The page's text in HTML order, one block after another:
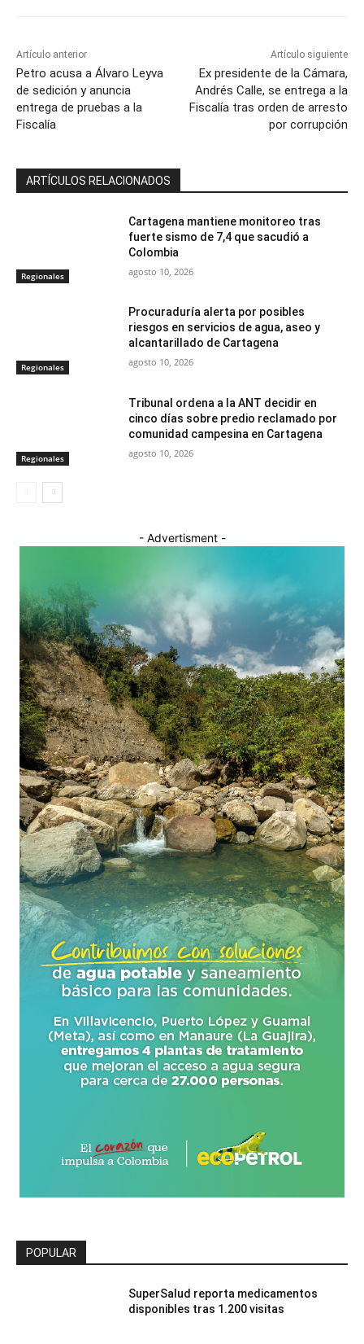
Artículo anterior
Petro acusa a Álvaro Leyva
de sedición y anuncia
entrega de pruebas a la
Fiscalía
Artículo siguiente
Ex presidente de la Cámara,
Andrés Calle, se entrega a la
Fiscalía tras orden de arresto
por corrupción
ARTÍCULOS RELACIONADOS
Regionales
Cartagena mantiene monitoreo tras
fuerte sismo de 7,4 que sacudió a
Colombia
agosto 10, 2026
Regionales
Procuraduría alerta por posibles
riesgos en servicios de agua, aseo y
alcantarillado de Cartagena
agosto 10, 2026
Regionales
Tribunal ordena a la ANT decidir en
cinco días sobre predio reclamado por
comunidad campesina en Cartagena
agosto 10, 2026
- Advertisment -
POPULAR
SuperSalud reporta medicamentos
disponibles tras 1.200 visitas